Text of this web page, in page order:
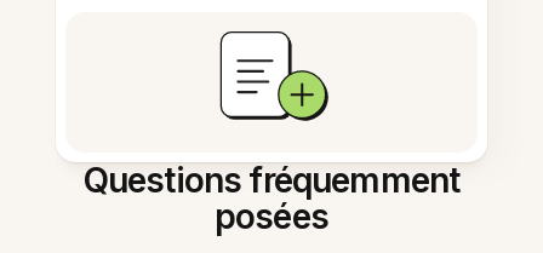
Questions fréquemment
posées